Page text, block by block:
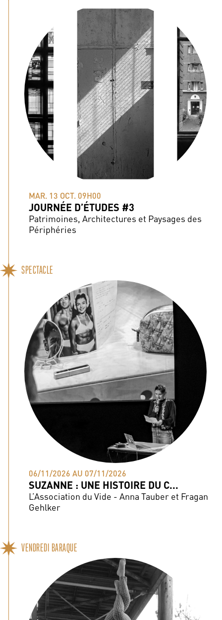
MAR. 13 OCT. 09H00
JOURNÉE D’ÉTUDES #3
Patrimoines, Architectures et Paysages des
Périphéries
SPECTACLE
06/11/2026 AU 07/11/2026
SUZANNE : UNE HISTOIRE DU C...
L’Association du Vide - Anna Tauber et Fragan
Gehlker
VENDREDI BARAQUE